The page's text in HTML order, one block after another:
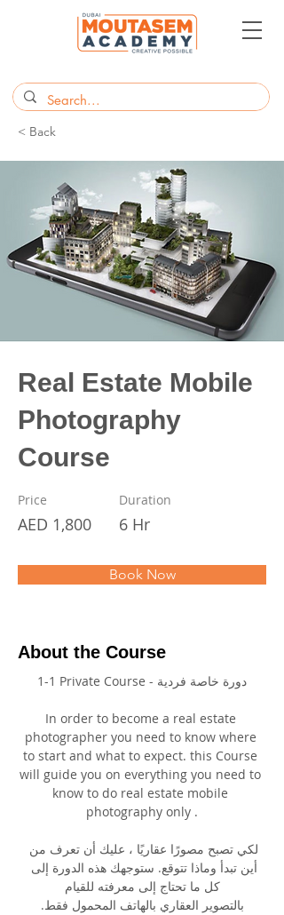
< Back
Real Estate Mobile
Photography
Course
Price
AED 1,800
Duration
6 Hr
Book Now
About the Course
1-1 Private Course - دورة خاصة فردية
In order to become a real estate
photographer you need to know where
to start and what to expect. this Course
will guide you on everything you need to
know to do real estate mobile
photography only .
لكي تصبح مصورًا عقاريًا ، عليك أن تعرف من
أين تبدأ وماذا تتوقع. ستوجهك هذه الدورة إلى
كل ما تحتاج إلى معرفته للقيام
بالتصوير العقاري بالهاتف المحمول فقط.